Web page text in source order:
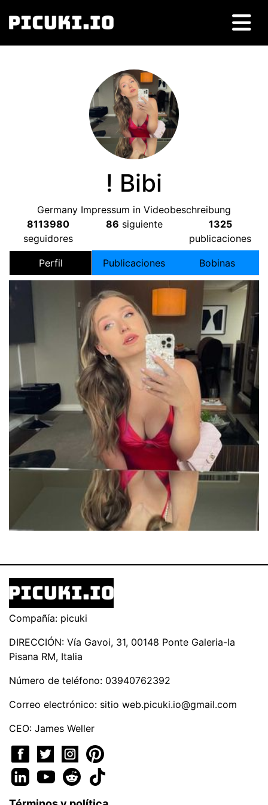
! Bibi
Germany Impressum in Videobeschreibung
8113980
seguidores
86 siguiente
1325
publicaciones
Perfil Publicaciones Bobinas
Compañía: picuki
DIRECCIÓN: Vía Gavoi, 31, 00148 Ponte Galeria-la
Pisana RM, Italia
Número de teléfono: 03940762392
Correo electrónico: sitio web.picuki.io@gmail.com
CEO: James Weller